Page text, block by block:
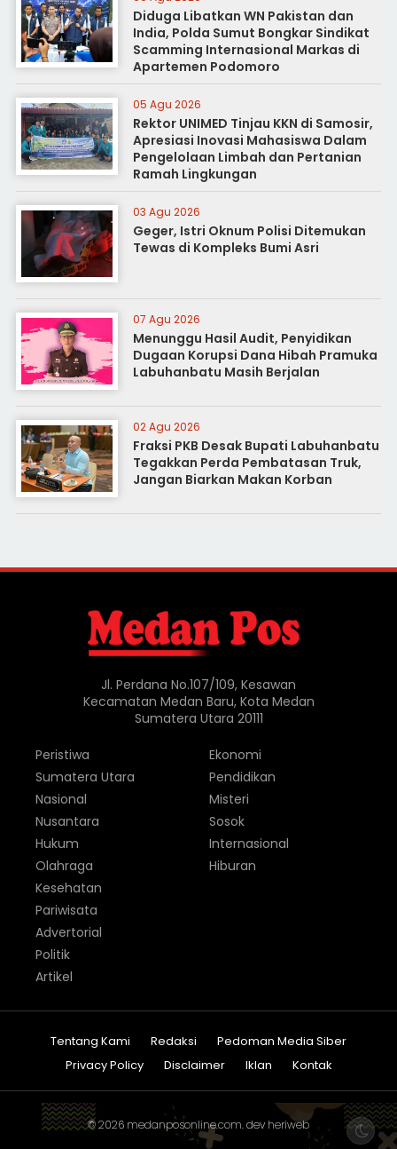
Diduga Libatkan WN Pakistan dan
India, Polda Sumut Bongkar Sindikat
Scamming Internasional Markas di
Apartemen Podomoro
05 Agu 2026
Rektor UNIMED Tinjau KKN di Samosir,
Apresiasi Inovasi Mahasiswa Dalam
Pengelolaan Limbah dan Pertanian
Ramah Lingkungan
03 Agu 2026
Geger, Istri Oknum Polisi Ditemukan
Tewas di Kompleks Bumi Asri
07 Agu 2026
Menunggu Hasil Audit, Penyidikan
Dugaan Korupsi Dana Hibah Pramuka
Labuhanbatu Masih Berjalan
02 Agu 2026
Fraksi PKB Desak Bupati Labuhanbatu
Tegakkan Perda Pembatasan Truk,
Jangan Biarkan Makan Korban
Jl. Perdana No.107/109, Kesawan
Kecamatan Medan Baru, Kota Medan
Sumatera Utara 20111
Peristiwa
Sumatera Utara
Nasional
Nusantara
Hukum
Olahraga
Ekonomi
Pendidikan
Misteri
Sosok
Internasional
Hiburan
Kesehatan
Pariwisata
Advertorial
Politik
Artikel
Tentang Kami Redaksi
Pedoman Media Siber
Privacy Policy
Disclaimer Iklan Kontak
© 2026 medanposonline.com. dev heriweb